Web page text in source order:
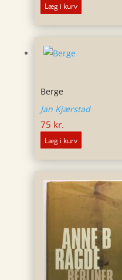
Læg i kurv
Berge
Jan Kjærstad
75 kr.
Læg i kurv